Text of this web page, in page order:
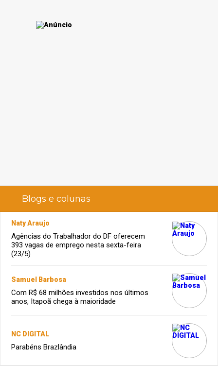
Blogs e colunas
Naty Araujo
Agências do Trabalhador do DF oferecem
393 vagas de emprego nesta sexta-feira
(23/5)
Samuel Barbosa
Com R$ 68 milhões investidos nos últimos
anos, Itapoã chega à maioridade
NC DIGITAL
Parabéns Brazlândia